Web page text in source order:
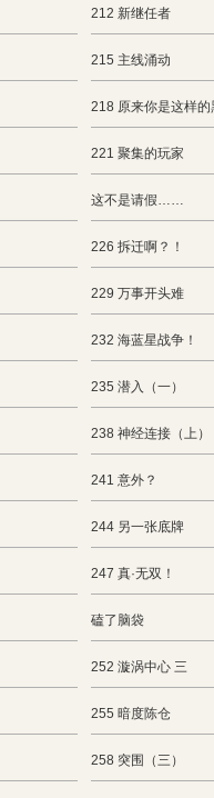
212 新继任者
215 主线涌动
218 原来你是这样的
221 聚集的玩家
这不是请假……
226 拆迁啊？！
229 万事开头难
232 海蓝星战争！
235 潜入（一）
238 神经连接（上）
241 意外？
244 另一张底牌
247 真·无双！
磕了脑袋
252 漩涡中心 三
255 暗度陈仓
258 突围（三）